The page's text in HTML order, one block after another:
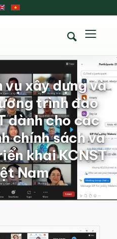
xây dựng và
trình đào
dành cho các
chính sách và
khai KCNST
Nam